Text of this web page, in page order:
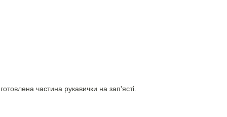
частина рукавички на зап'ясті.